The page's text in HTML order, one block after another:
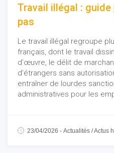
Travail illégal :
pas
Le travail illégal regroupe
français, dont le travail
d’œuvre, le délit de
d’étrangers sans
entraîner de lourdes
administratives pour les
23/04/2026 - Actualités /Actus